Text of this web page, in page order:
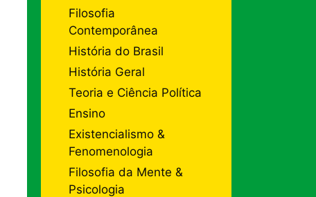
Filosofia
Contemporânea
História do Brasil
História Geral
Teoria e Ciência Política
Ensino
Existencialismo &
Fenomenologia
Filosofia da Mente &
Psicologia